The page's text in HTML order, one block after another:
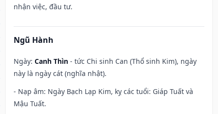
nhận việc, đầu tư.
Ngũ Hành
Ngày: Canh Thìn - tức Chi sinh Can (Thổ sinh Kim), ngày
này là ngày cát (nghĩa nhật).
- Nạp âm: Ngày Bạch Lạp Kim, kỵ các tuổi: Giáp Tuất và
Mậu Tuất.